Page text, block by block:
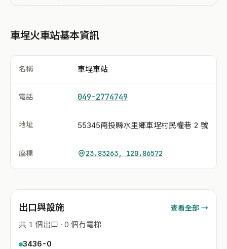
車埕火車站基本資訊
名稱 車埕車站
電話 049-2774749
地址 55345南投縣水里鄉車埕村民權巷 2 號
座標 23.83263, 120.86572
出口與設施 查看全部 →
共 1 個出口 · 0 個有電梯
3436-0